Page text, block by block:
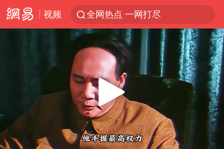
视频 全网热点 一网打尽
00:00